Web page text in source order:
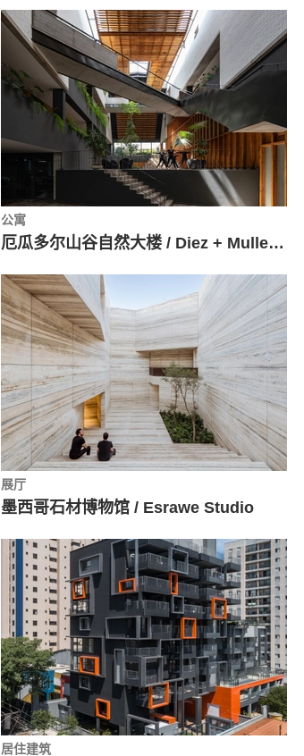
公寓
厄瓜多尔山谷自然大楼 / Diez + Muller Arquitectos
展厅
墨西哥石材博物馆 / Esrawe Studio
居住建筑